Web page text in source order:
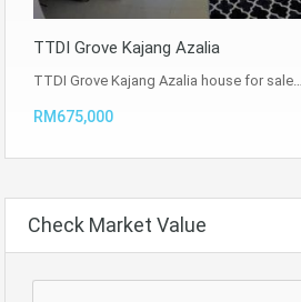
TTDI Grove Kajang Azalia
TTDI Grove Kajang Azalia house for sale…
RM675,000
Check Market Value